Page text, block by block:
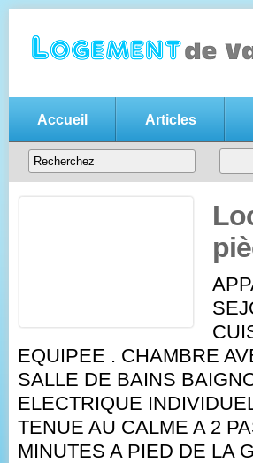
Annonce location
Votreannonce de location de vacances
entre particuliers
Accueil Articles
EQUIPEE . CHAMBRE
SALLE DE BAINS
ELECTRIQUE
TENUE AU CALME A 2
MINUTES A PIED DE LA